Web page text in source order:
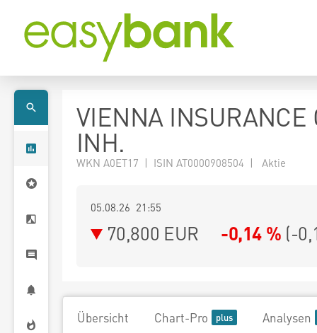
VIENNA INSURANCE
INH.
WKN A0ET17 | ISIN AT0000908504 | Aktie
05.08.26 21:55
70,800 EUR -0,14 % (-
Übersicht Chart-Pro Analysen